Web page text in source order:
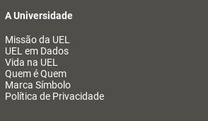
A Universidade
Missão da UEL
UEL em Dados
Vida na UEL
Quem é Quem
Marca Símbolo
Política de Privacidade